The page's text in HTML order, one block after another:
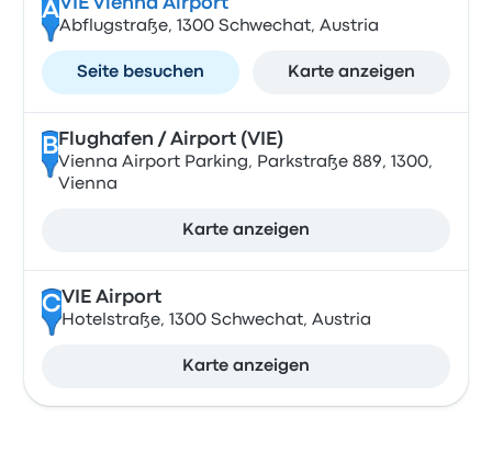
AVIE Vienna Airport
Abflugstraße, 1300 Schwechat, Austria
Seite besuchen Karte anzeigen
B Flughafen / Airport (VIE)
Vienna Airport Parking, Parkstraße 889, 1300,
Vienna
Karte anzeigen
CVIE Airport
Hotelstraße, 1300 Schwechat, Austria
Karte anzeigen